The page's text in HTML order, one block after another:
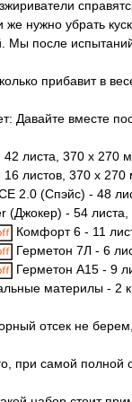
же нужно убрать
Мы после
прибавит в
Давайте вместе
листа, 370 х 270
листов, 370 х 270
2.0 (Спэйс) - 48
(Джокер) - 54 листа,
Комфорт 6 - 11
Герметон 7Л - 6
Герметон А15 - 9
материлы - 2
отсек не
при самой полной